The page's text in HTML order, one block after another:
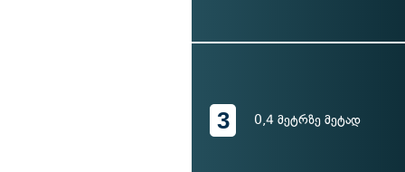
3 0,4 მეტრზე მეტად